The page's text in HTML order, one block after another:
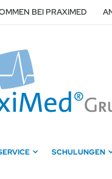
BEI PRAXIMED
SCHULUNGEN